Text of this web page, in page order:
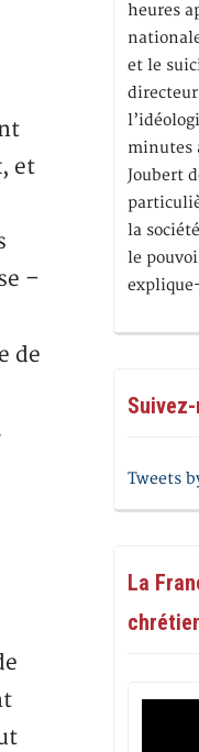
et
–
de
heures
et le
minutes
Joubert
la
le
Tweets
La